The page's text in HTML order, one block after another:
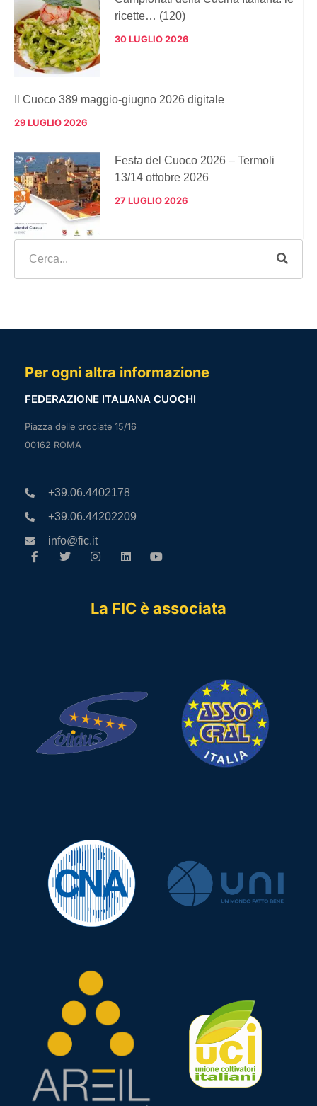
ricette… (120)
30 LUGLIO 2026
Il Cuoco 389 maggio-giugno 2026 digitale
29 LUGLIO 2026
Festa del Cuoco 2026 – Termoli
13/14 ottobre 2026
27 LUGLIO 2026
Per ogni altra informazione
FEDERAZIONE ITALIANA CUOCHI
Piazza delle crociate 15/16
00162 ROMA
+39.06.4402178
+39.06.44202209
info@fic.it
La FIC è associata